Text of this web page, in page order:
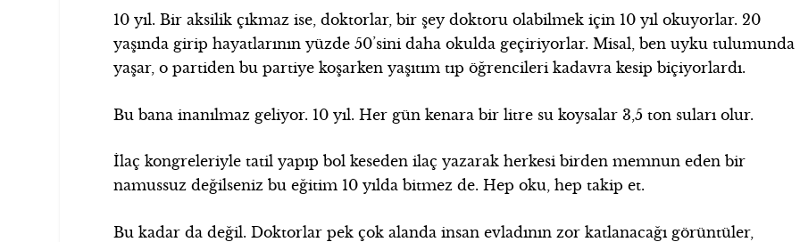
10 yıl. Bir aksilik çıkmaz ise, doktorlar, bir şey doktoru olabilmek için 10 yıl okuyorlar. 20
yaşında girip hayatlarının yüzde 50’sini daha okulda geçiriyorlar. Misal, ben uyku tulumunda
yaşar, o partiden bu partiye koşarken yaşıtım tıp öğrencileri kadavra kesip biçiyorlardı.
Bu bana inanılmaz geliyor. 10 yıl. Her gün kenara bir litre su koysalar 3,5 ton suları olur.
İlaç kongreleriyle tatil yapıp bol keseden ilaç yazarak herkesi birden memnun eden bir
namussuz değilseniz bu eğitim 10 yılda bitmez de. Hep oku, hep takip et.
Bu kadar da değil. Doktorlar pek çok alanda insan evladının zor katlanacağı görüntüler,